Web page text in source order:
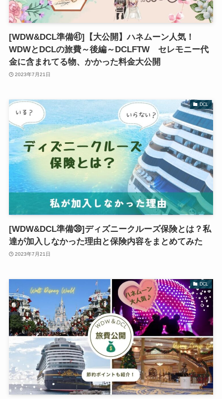
[WDW&DCL準備㊶]【大公開】ハネムーン人気！
WDWとDCLの旅費～後編～DCLFTW セレモニー代
金に含まれてる物、かかった料金大公開
2023年7月21日
DCL
[WDW&DCL準備㊴]ディズニークルーズ保険とは？私
達が加入しなかった理由と保険内容をまとめてみた
2023年7月21日
DCL